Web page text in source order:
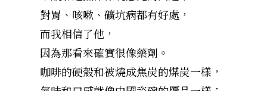
對胃、咳嗽、礦坑病都有好處，
而我相信了他，
因為那看來確實很像藥劑。
咖啡的硬殼和被燒成焦炭的煤炭一樣，